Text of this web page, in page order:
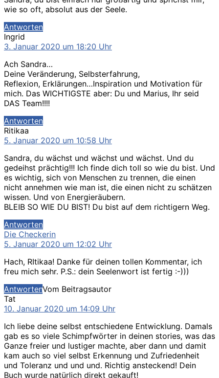
wie so oft, absolut aus der Seele.
Antworten
Ingrid
3. Januar 2020 um 18:20 Uhr
Ach Sandra…
Deine Veränderung, Selbsterfahrung,
Reflexion, Erklärungen…Inspiration und Motivation für
mich. Das WICHTIGSTE aber: Du und Marius, Ihr seid
DAS Team!!!!
Antworten
Ritikaa
5. Januar 2020 um 10:58 Uhr
Sandra, du wächst und wächst und wächst. Und du
gedeihst prächtig!!! Ich finde dich toll so wie du bist. Und
es wichtig, sich von Menschen zu trennen, die einen
nicht annehmen wie man ist, die einen nicht zu schätzen
wissen. Und von Energieräubern.
BLEIB SO WIE DU BIST! Du bist auf dem richtigern Weg.
Antworten
Die Checkerinsagt:
5. Januar 2020 um 12:02 Uhr
Hach, RItikaa! Danke für deinen tollen Kommentar, ich
freu mich sehr. P.S.: dein Seelenwort ist fertig :-)))
AntwortenVom Beitragsautor
Tat
10. Januar 2020 um 14:09 Uhr
Ich liebe deine selbst entschiedene Entwicklung. Damals
gab es so viele Schimpfwörter in deinen stories, was das
Ganze freier und lustiger machte, aber dann und damit
kam auch so viel selbst Erkennung und Zufriedenheit
und Toleranz und und und. Richtig ansteckend! Dein
Buch wurde natürlich direkt gekauft!